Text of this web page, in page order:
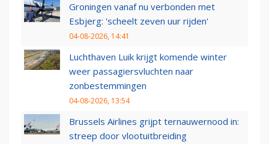
Groningen vanaf nu verbonden met
Esbjerg: 'scheelt zeven uur rijden'
04-08-2026, 14:41
Luchthaven Luik krijgt komende winter
weer passagiersvluchten naar
zonbestemmingen
04-08-2026, 13:54
Brussels Airlines grijpt ternauwernood in:
streep door vlootuitbreiding